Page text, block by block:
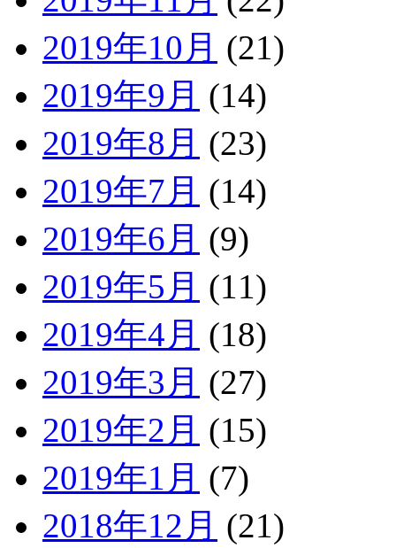
2019年10月 (21)
2019年9月 (14)
2019年8月 (23)
2019年7月 (14)
2019年6月 (9)
2019年5月 (11)
2019年4月 (18)
2019年3月 (27)
2019年2月 (15)
2019年1月 (7)
2018年12月 (21)